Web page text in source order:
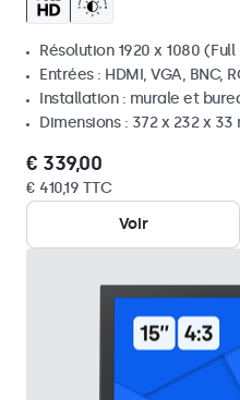
Résolution 1920 x 1080 (Full
Entrées : HDMI, VGA, BNC,
Installation : murale et
Dimensions : 372 x 232 x 33
€ 339,00
€ 410,19 TTC
Voir